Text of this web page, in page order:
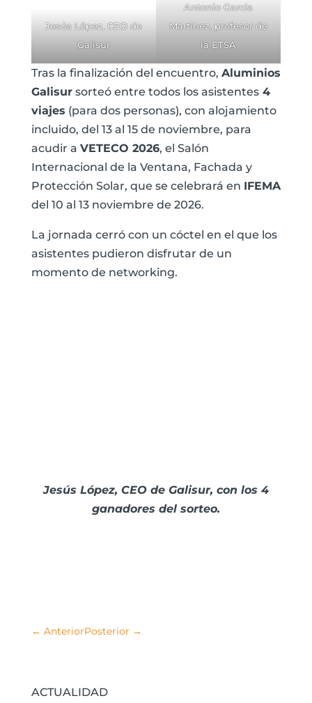
Jesús López, CEO de
Galisur
Antonio García
Martínez, profesor de
la ETSA
Tras la finalización del encuentro, Aluminios
Galisursorteó entre todos los asistentes4
viajes (para dos personas), con alojamiento
incluido, del 13 al 15 de noviembre, para
acudir a VETECO 2026, el Salón
Internacional de la Ventana, Fachada y
Protección Solar, que se celebrará en IFEMA
del 10 al 13 noviembre de 2026.
La jornada cerró con un cóctel en el que los
asistentes pudieron disfrutar de un
momento de networking.
Jesús López, CEO de Galisur, con los 4
ganadores del sorteo.
← AnteriorPosterior →
ACTUALIDAD